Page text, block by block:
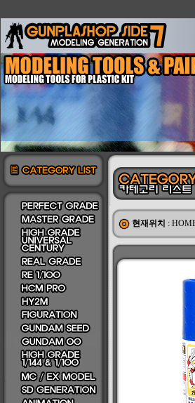
현재위치 :